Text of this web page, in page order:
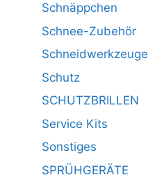
Schnäppchen
Schnee-Zubehör
Schneidwerkzeuge
Schutz
SCHUTZBRILLEN
Service Kits
Sonstiges
SPRÜHGERÄTE